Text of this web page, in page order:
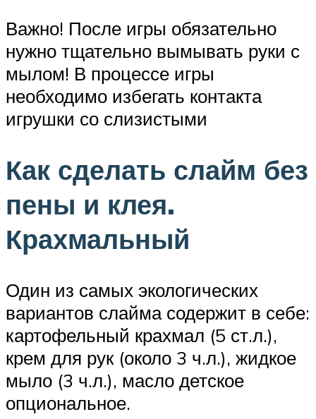
Важно! После игры обязательно
нужно тщательно вымывать руки с
мылом! В процессе игры
необходимо избегать контакта
игрушки со слизистыми
Как сделать слайм без
пены и клея.
Крахмальный
Один из самых экологических
вариантов слайма содержит в себе:
картофельный крахмал (5 ст.л.),
крем для рук (около 3 ч.л.), жидкое
мыло (3 ч.л.), масло детское
опциональное.